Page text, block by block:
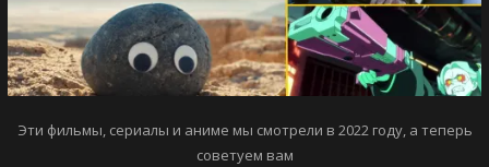
Эти фильмы, сериалы и аниме мы смотрели в 2022 году, а теперь
советуем вам